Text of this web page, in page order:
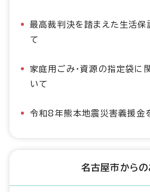
最高裁判決を踏まえた生活
て
家庭用ごみ・資源の指定袋に
いて
令和8年熊本地震災害義援金
名古屋市から